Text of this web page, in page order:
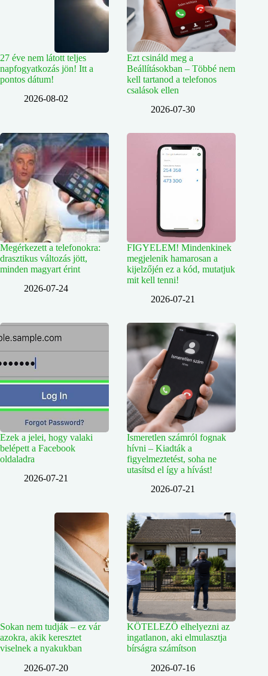
27 éve nem látott teljes
napfogyatkozás jön! Itt a
pontos dátum!
2026-08-02
Ezt csináld meg a
Beállításokban – Többé nem
kell tartanod a telefonos
csalások ellen
2026-07-30
Megérkezett a telefonokra:
drasztikus változás jött,
minden magyart érint
2026-07-24
FIGYELEM! Mindenkinek
megjelenik hamarosan a
kijelzőjén ez a kód, mutatjuk
mit kell tenni!
2026-07-21
Ezek a jelei, hogy valaki
belépett a Facebook
oldaladra
2026-07-21
Ismeretlen számról fognak
hívni – Kiadták a
figyelmeztetést, soha ne
utasítsd el így a hívást!
2026-07-21
Sokan nem tudják – ez vár
azokra, akik keresztet
viselnek a nyakukban
2026-07-20
KÖTELEZŐ elhelyezni az
ingatlanon, aki elmulasztja
bírságra számítson
2026-07-16